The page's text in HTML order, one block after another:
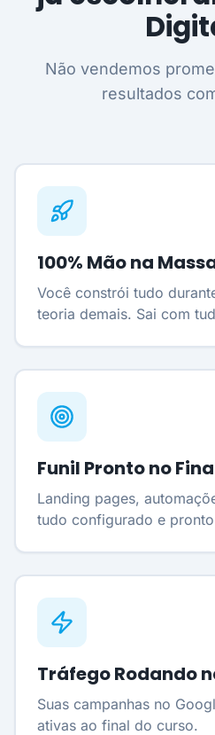
Não vendemos
resultados
100% Mão na
Você constrói tudo
teoria demais. Sai com
Funil Pronto no
Landing pages,
tudo configurado e
Tráfego Rodando
Suas campanhas no
ativas ao final do curso.